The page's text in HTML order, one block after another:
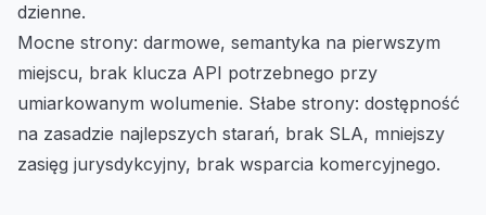
dzienne.
Mocne strony: darmowe, semantyka na pierwszym
miejscu, brak klucza API potrzebnego przy
umiarkowanym wolumenie. Słabe strony: dostępność
na zasadzie najlepszych starań, brak SLA, mniejszy
zasięg jurysdykcyjny, brak wsparcia komercyjnego.